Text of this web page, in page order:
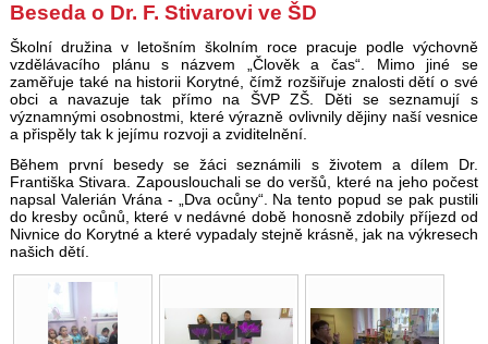
Beseda o Dr. F. Stivarovi ve ŠD
Školní družina v letošním školním roce pracuje podle výchovně
vzdělávacího plánu s názvem „Člověk a čas“. Mimo jiné se
zaměřuje také na historii Korytné, čímž rozšiřuje znalosti dětí o své
obci a navazuje tak přímo na ŠVP ZŠ. Děti se seznamují s
významnými osobnostmi, které výrazně ovlivnily dějiny naší vesnice
a přispěly tak k jejímu rozvoji a zviditelnění.
Během první besedy se žáci seznámili s životem a dílem Dr.
Františka Stivara. Zapouslouchali se do veršů, které na jeho počest
napsal Valerián Vrána - „Dva ocůny“. Na tento popud se pak pustili
do kresby ocůnů, které v nedávné době honosně zdobily příjezd od
Nivnice do Korytné a které vypadaly stejně krásně, jak na výkresech
našich dětí.